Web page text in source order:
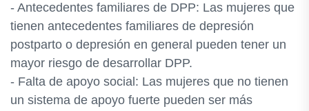
- Antecedentes familiares de DPP: Las mujeres que
tienen antecedentes familiares de depresión
postparto o depresión en general pueden tener un
mayor riesgo de desarrollar DPP.
- Falta de apoyo social: Las mujeres que no tienen
un sistema de apoyo fuerte pueden ser más